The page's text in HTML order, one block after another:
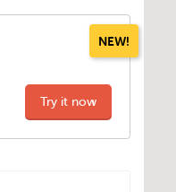
NEW!
Try it now